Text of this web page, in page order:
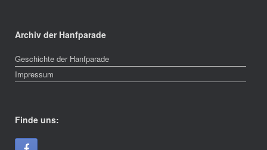
Archiv der Hanfparade
Geschichte der Hanfparade
Impressum
Finde uns: